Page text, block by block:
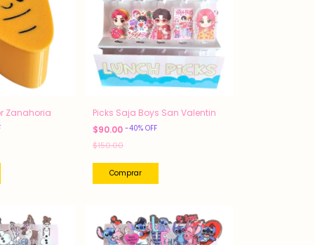
Zanahoria
Picks Saja Boys San Valentin
$90.00 -40% OFF
$150.00